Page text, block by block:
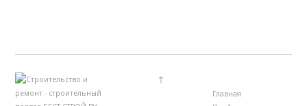
↑
Главная